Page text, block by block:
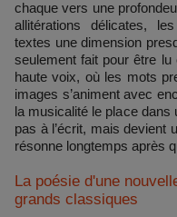
chaque vers une
allitérations délicates,
textes une dimension
seulement fait pour être
haute voix, où les mots
images s’animent avec
la musicalité le place dans
pas à l’écrit, mais devient
résonne longtemps après
La poésie d'une
grands classiques